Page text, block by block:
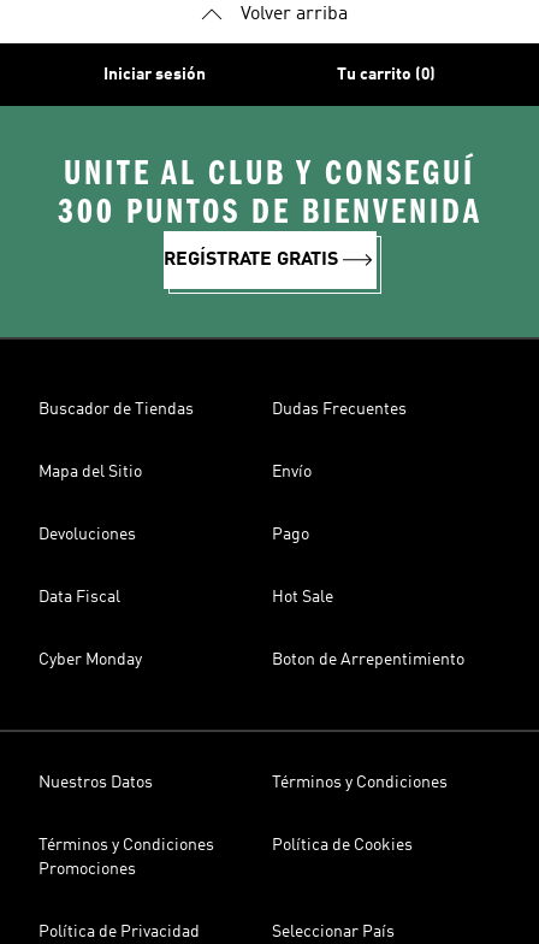
Volver arriba
Iniciar sesión Tu carrito (0)
UNITE AL CLUB Y CONSEGUÍ
300 PUNTOS DE BIENVENIDA
REGÍSTRATE GRATIS
Buscador de Tiendas Dudas Frecuentes
Mapa del Sitio Envío
Devoluciones Pago
Data Fiscal Hot Sale
Cyber Monday Boton de Arrepentimiento
Nuestros Datos Términos y Condiciones
Términos y Condiciones
Promociones
Política de Cookies
Política de Privacidad Seleccionar País